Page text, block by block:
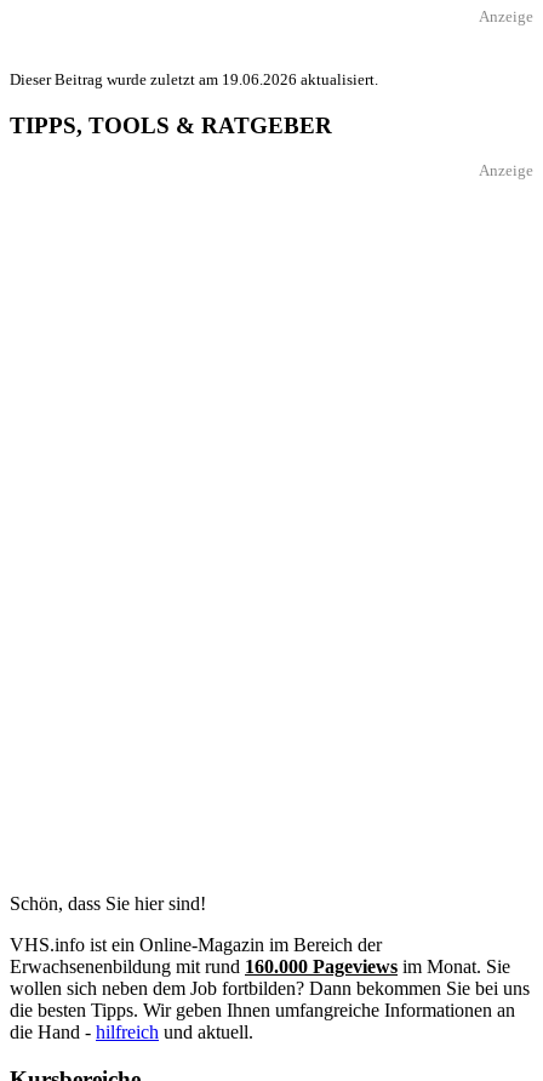
Anzeige
Dieser Beitrag wurde zuletzt am 19.06.2026 aktualisiert.
TIPPS, TOOLS & RATGEBER
Anzeige
Schön, dass Sie hier sind!
VHS.info ist ein Online-Magazin im Bereich der
Erwachsenenbildung mit rund 160.000 Pageviews im Monat. Sie
wollen sich neben dem Job fortbilden? Dann bekommen Sie bei uns
die besten Tipps. Wir geben Ihnen umfangreiche Informationen an
die Hand - hilfreich und aktuell.